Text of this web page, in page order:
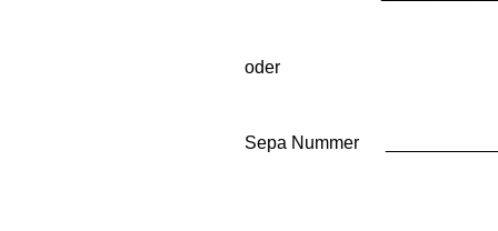
oder
Sepa Nummer